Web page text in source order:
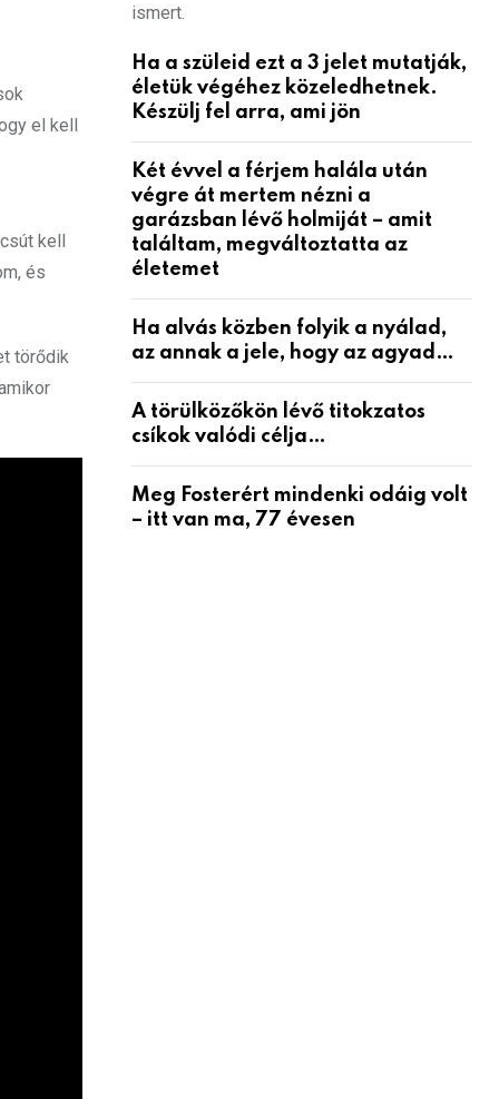
el kell
kell
és
törődik
ismert.
Ha a szüleid ezt a 3 jelet mutatják,
életük végéhez közeledhetnek.
Készülj fel arra, ami jön
Két évvel a férjem halála után
végre át mertem nézni a
garázsban lévő holmiját – amit
találtam, megváltoztatta az
életemet
Ha alvás közben folyik a nyálad,
az annak a jele, hogy az agyad…
A törülközőkön lévő titokzatos
csíkok valódi célja…
Meg Fosterért mindenki odáig volt
– itt van ma, 77 évesen